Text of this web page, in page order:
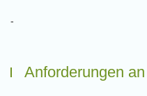
-
Anforderungen